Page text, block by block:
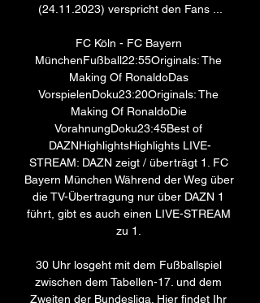
(24.11.2023) verspricht den Fans ...
FC Köln - FC Bayern
MünchenFußball22:55Originals: The
Making Of RonaldoDas
VorspielenDoku23:20Originals: The
Making Of RonaldoDie
VorahnungDoku23:45Best of
DAZNHighlightsHighlights LIVE-
STREAM: DAZN zeigt / überträgt 1. FC
Bayern München Während der Weg über
die TV-Übertragung nur über DAZN 1
führt, gibt es auch einen LIVE-STREAM
zu 1.
30 Uhr losgeht mit dem Fußballspiel
zwischen dem Tabellen-17. und dem
Zweiten der Bundesliga. Hier findet Ihr